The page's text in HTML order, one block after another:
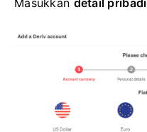
Masukkan detail pribadi